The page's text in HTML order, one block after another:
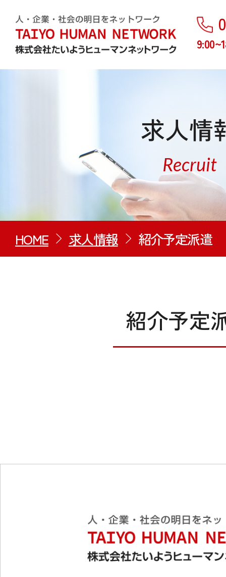
求人情
Recruit
HOME 求人情報 紹介予定派遣
紹介予定